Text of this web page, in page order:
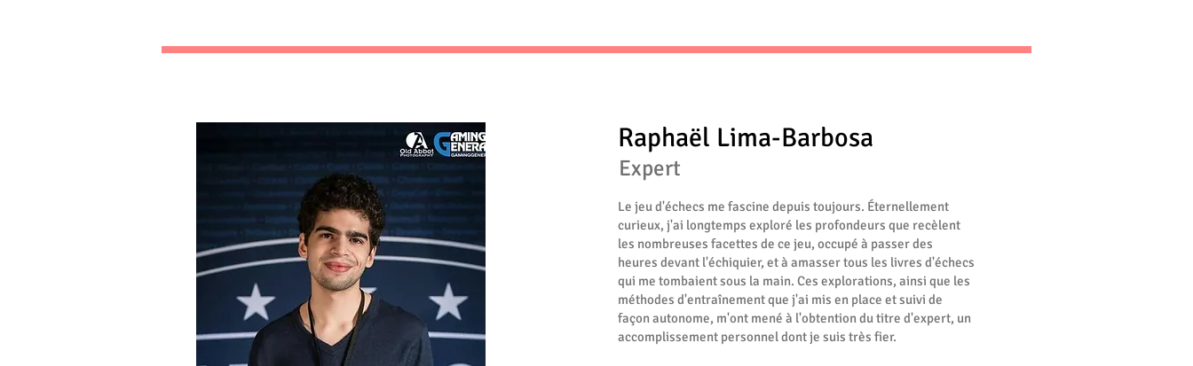
Raphaël Lima-Barbosa
Expert
Le jeu d'échecs me fascine depuis toujours. Éternellement
curieux, j'ai longtemps exploré les profondeurs que recèlent
les nombreuses facettes de ce jeu, occupé à passer des
heures devant l'échiquier, et à amasser tous les livres d'échecs
qui me tombaient sous la main. Ces explorations, ainsi que les
méthodes d'entraînement que j'ai mis en place et suivi de
façon autonome, m'ont mené à l'obtention du titre d'expert, un
accomplissement personnel dont je suis très fier.